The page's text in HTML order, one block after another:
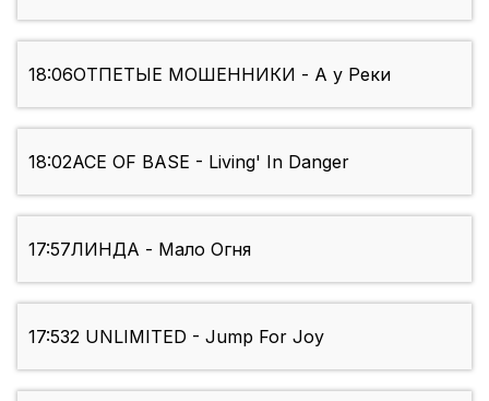
18:06ОТПЕТЫЕ МОШЕННИКИ - А у Реки
18:02ACE OF BASE - Living' In Danger
17:57ЛИНДА - Мало Огня
17:532 UNLIMITED - Jump For Joy